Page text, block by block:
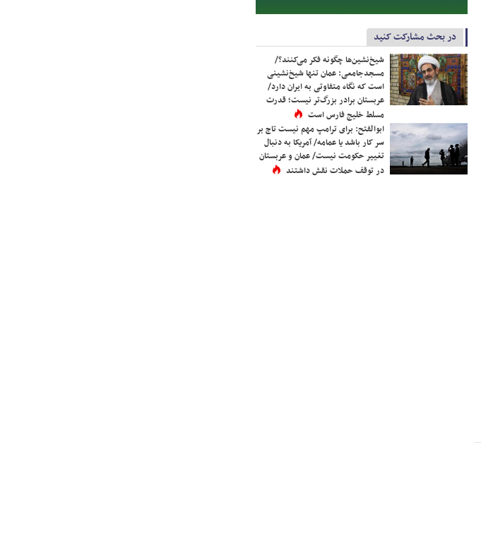
در بحث مشارکت کنید
شیخ‌نشین‌ها چگونه فکر می‌کنند؟/
مسجدجامعی: عمان تنها شیخ‌نشینی
است که نگاه متفاوتی به ایران دارد/
عربستان برادر بزرگ‌تر نیست؛ قدرت
مسلط خلیج فارس است
ابوالفتح: برای ترامپ مهم نیست تاج بر
سر کار باشد یا عمامه/ آمریکا به دنبال
تغییر حکومت نیست/ عمان و عربستان
در توقف حملات نقش داشتند